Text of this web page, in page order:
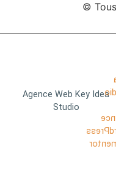
©
Agence Web Key Idea
Studio